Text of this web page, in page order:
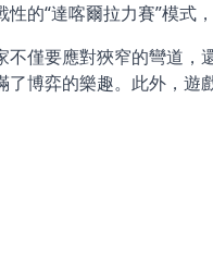
的“達喀爾拉力賽”模式
僅要應對狹窄的彎道
博弈的樂趣。此外，